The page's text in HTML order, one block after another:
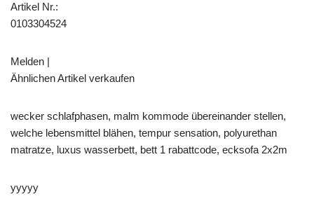
Artikel Nr.:
0103304524
Melden |
Ähnlichen Artikel verkaufen
wecker schlafphasen, malm kommode übereinander stellen,
welche lebensmittel blähen, tempur sensation, polyurethan
matratze, luxus wasserbett, bett 1 rabattcode, ecksofa 2x2m
yyyyy